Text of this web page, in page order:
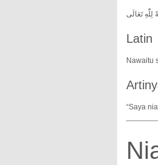
تَعَالَى
Latin
Nawaitu
“Saya